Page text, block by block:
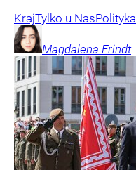
KrajTylko u NasPolityka
Magdalena Frindt